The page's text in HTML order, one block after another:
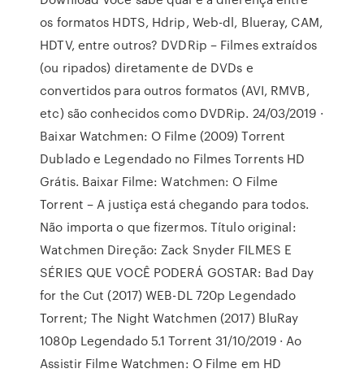
os formatos HDTS, Hdrip, Web-dl, Blueray, CAM,
HDTV, entre outros? DVDRip – Filmes extraídos
(ou ripados) diretamente de DVDs e
convertidos para outros formatos (AVI, RMVB,
etc) são conhecidos como DVDRip. 24/03/2019 ·
Baixar Watchmen: O Filme (2009) Torrent
Dublado e Legendado no Filmes Torrents HD
Grátis. Baixar Filme: Watchmen: O Filme
Torrent – A justiça está chegando para todos.
Não importa o que fizermos. Título original:
Watchmen Direção: Zack Snyder FILMES E
SÉRIES QUE VOCÊ PODERÁ GOSTAR: Bad Day
for the Cut (2017) WEB-DL 720p Legendado
Torrent; The Night Watchmen (2017) BluRay
1080p Legendado 5.1 Torrent 31/10/2019 · Ao
Assistir Filme Watchmen: O Filme em HD